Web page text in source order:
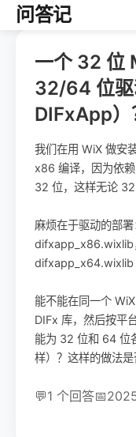
问答记
一个 32 位
32/64 位
DIFxApp）
我们在用 WiX 做安
x86 编译，因为依
32 位，这样无论 32
麻烦在于驱动的部
difxapp_x86.wixlib
difxapp_x64.wixlib
能不能在同一个
DIFx 库，然后按平
能为 32 位和 64 位
样）？这样的做法是
💬1 个回答📅